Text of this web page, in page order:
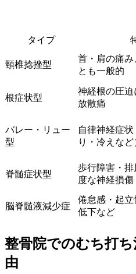
タイプ
頸椎捻挫型
首・肩の痛み
とも一般的
根症状型
神経根の圧迫
放散痛
バレー・リュー
型
自律神経症
り・冷えなど
脊髄症状型
歩行障害・
度な神経損傷
脳脊髄液減少症
倦怠感・起立
低下など
整骨院でのむち打
由